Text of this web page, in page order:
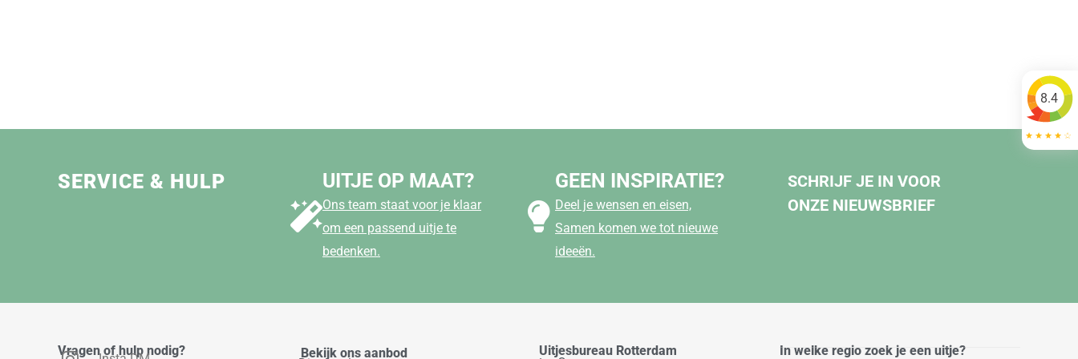
SERVICE & HULP UITJE OP MAAT?
Ons team staat voor je klaar
om een passend uitje te
bedenken.
GEEN INSPIRATIE?
Deel je wensen en eisen,
Samen komen we tot nieuwe
ideeën.
SCHRIJF JE IN VOOR
ONZE NIEUWSBRIEF
Vragen of hulp nodig? Bekijk ons aanbod Uitjesbureau Rotterdam In welke regio zoek je een uitje?
8.4